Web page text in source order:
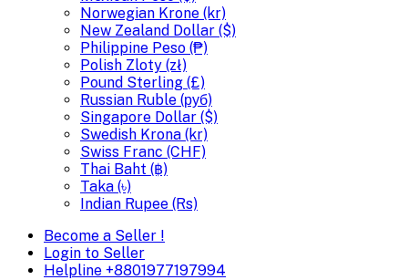
Norwegian Krone (kr)
New Zealand Dollar ($)
Philippine Peso (₱)
Polish Zloty (zł)
Pound Sterling (£)
Russian Ruble (руб)
Singapore Dollar ($)
Swedish Krona (kr)
Swiss Franc (CHF)
Thai Baht (฿)
Taka (৳)
Indian Rupee (Rs)
Become a Seller !
Login to Seller
Helpline +8801977197994